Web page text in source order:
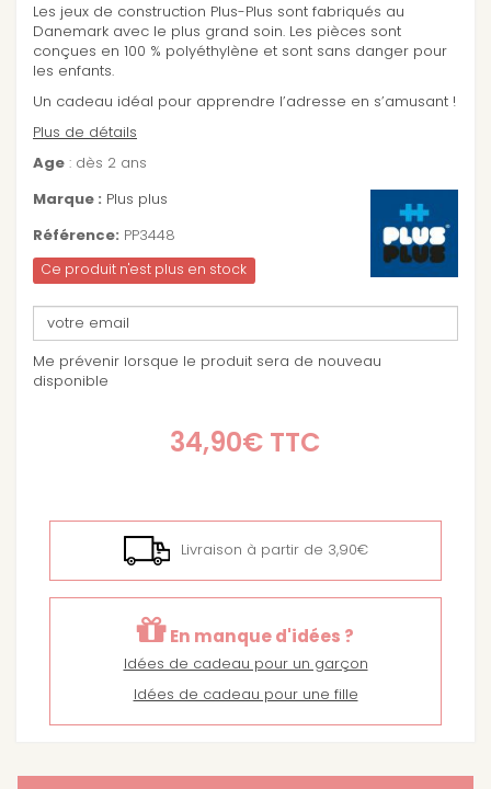
Les jeux de construction Plus-Plus sont fabriqués au
Danemark avec le plus grand soin. Les pièces sont
conçues en 100 % polyéthylène et sont sans danger pour
les enfants.
Un cadeau idéal pour apprendre l’adresse en s’amusant !
Plus de détails
Age : dès 2 ans
Marque : Plus plus
Référence: PP3448
Ce produit n'est plus en stock
Me prévenir lorsque le produit sera de nouveau
disponible
34,90€ TTC
Livraison à partir de 3,90€
En manque d'idées ?
Idées de cadeau pour un garçon
Idées de cadeau pour une fille